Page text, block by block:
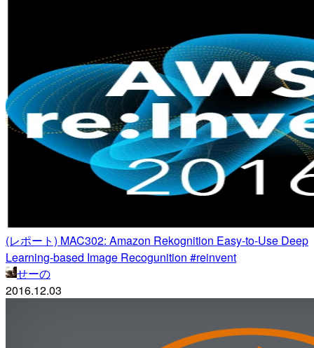
(レポート) MAC302: Amazon Rekognition Easy-to-Use Deep
Learning-based Image Recogunition #reinvent
せーの
2016.12.03